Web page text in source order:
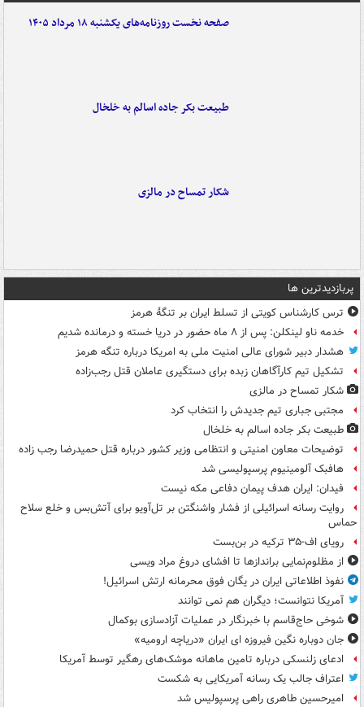
صفحه نخست روزنامه‌های یکشنبه ۱۸ مرداد ۱۴۰۵
طبیعت بکر جاده اسالم به خلخال
شکار تمساح در مالزی
پربازدیدترین ها
ترس کارشناس کویتی از تسلط ایران بر تنگۀ هرمز
خدمه ناو لینکلن: پس از ۸ ماه حضور در دریا خسته و درمانده‌ شدیم
هشدار دبیر شورای عالی امنیت ملی به امریکا درباره تنگه هرمز
تشکیل تیم کارآگاهان زبده برای دستگیری عاملان قتل رجب‌زاده
شکار تمساح در مالزی
مجتبی جباری تیم جدیدش را انتخاب کرد
طبیعت بکر جاده اسالم به خلخال
توضیحات معاون امنیتی و انتظامی وزیر کشور درباره قتل حمیدرضا رجب زاده
هافبک آلومینیوم پرسپولیسی شد
فیدان: ایران هدف پیمان دفاعی مکه نیست
روایت رسانه اسرائیلی از فشار واشنگتن بر تل‌آویو برای آتش‌بس و خلع سلاح
حماس
رویای اف-۳۵ ترکیه در بن‌بست
از مظلوم‌نمایی براندازها تا افشای دروغ مراد ویسی
نفوذ اطلاعاتی ایران در یگان فوق محرمانه ارتش اسرائیل!
آمریکا نتوانست؛ دیگران هم نمی توانند
شوخی حاج‌قاسم با خبرنگار در عملیات آزادسازی بوکمال
جان دوباره نگین فیروزه ای ایران «دریاچه ارومیه»
ادعای زلنسکی درباره تامین ماهانه موشک‌های رهگیر توسط آمریکا
اعتراف جالب یک رسانه آمریکایی به شکست
امیرحسین طاهری راهی پرسپولیس شد